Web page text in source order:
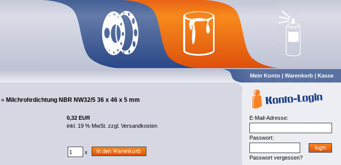
Mein Konto | Warenkorb | Kasse
» Milchrohrdichtung NBR NW32/5 36 x 46 x 5 mm
0,32 EUR
inkl. 19 % MwSt. zzgl. Versandkosten
x
E-Mail-Adresse:
Passwort:
Passwort vergessen?